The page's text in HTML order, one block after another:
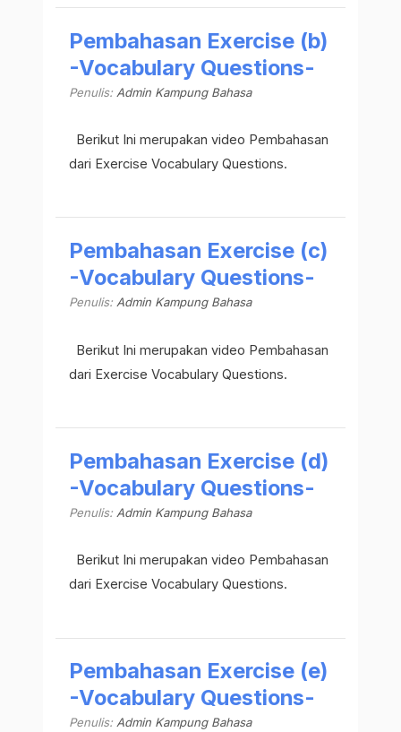
Pembahasan Exercise (b)
-Vocabulary Questions-
Penulis: Admin Kampung Bahasa
Berikut Ini merupakan video Pembahasan
dari Exercise Vocabulary Questions.
Pembahasan Exercise (c)
-Vocabulary Questions-
Penulis:Admin Kampung Bahasa
Berikut Ini merupakan video Pembahasan
dari Exercise Vocabulary Questions.
Pembahasan Exercise (d)
-Vocabulary Questions-
Penulis: Admin Kampung Bahasa
Berikut Ini merupakan video Pembahasan
dari Exercise Vocabulary Questions.
Pembahasan Exercise (e)
-Vocabulary Questions-
Penulis:Admin Kampung Bahasa